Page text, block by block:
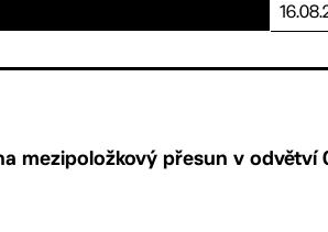
mezipoložkový přesun v odvětví